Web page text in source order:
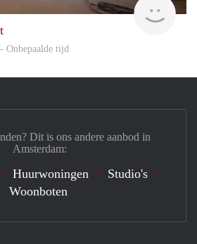
Onbepaalde tijd
Dit is ons andere aanbod in
Amsterdam:
Huurwoningen
Studio's
Woonboten